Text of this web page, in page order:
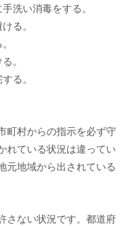
洗い消毒をする。
る。
。
る。
町村からの指示を必ず守
れている状況は違ってい
元地域から出されている
さない状況です。都道府